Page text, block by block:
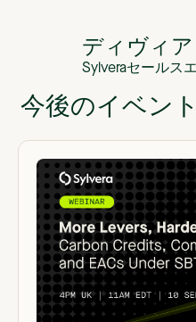
ディヴィ
Sylveraセールス
今後のイベン